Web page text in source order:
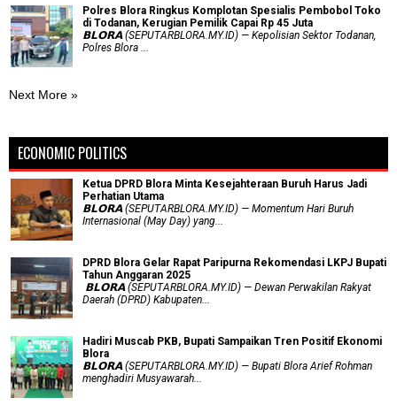
Polres Blora Ringkus Komplotan Spesialis Pembobol Toko
di Todanan, Kerugian Pemilik Capai Rp 45 Juta
𝗕𝗟𝗢𝗥𝗔 (SEPUTARBLORA.MY.ID) — Kepolisian Sektor Todanan,
Polres Blora ...
Next More »
ECONOMIC POLITICS
Ketua DPRD Blora Minta Kesejahteraan Buruh Harus Jadi
Perhatian Utama
​𝗕𝗟𝗢𝗥𝗔 (SEPUTARBLORA.MY.ID) — Momentum Hari Buruh
Internasional (May Day) yang...
DPRD Blora Gelar Rapat Paripurna Rekomendasi LKPJ Bupati
Tahun Anggaran 2025
‎ 𝗕𝗟𝗢𝗥𝗔 (SEPUTARBLORA.MY.ID) — Dewan Perwakilan Rakyat
Daerah (DPRD) Kabupaten...
Hadiri Muscab PKB, Bupati Sampaikan Tren Positif Ekonomi
Blora
𝗕𝗟𝗢𝗥𝗔 (SEPUTARBLORA.MY.ID) — Bupati Blora Arief Rohman
menghadiri Musyawarah...